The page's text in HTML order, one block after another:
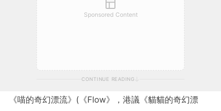
Sponsored Content
CONTINUE READING
《喵的奇幻漂流》(《Flow》，港議《貓貓的奇幻漂